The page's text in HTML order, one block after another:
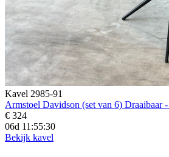
Kavel 2985-91
Armstoel Davidson (set van 6) Draaibaar
€ 324
06d 11:55:28
Bekijk kavel